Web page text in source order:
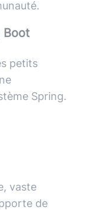
Boot
petits
Spring.
vaste
de